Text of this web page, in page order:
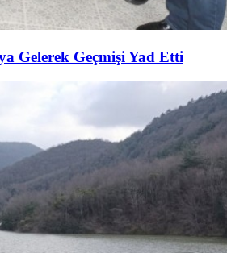
Gelerek Geçmişi Yad Etti